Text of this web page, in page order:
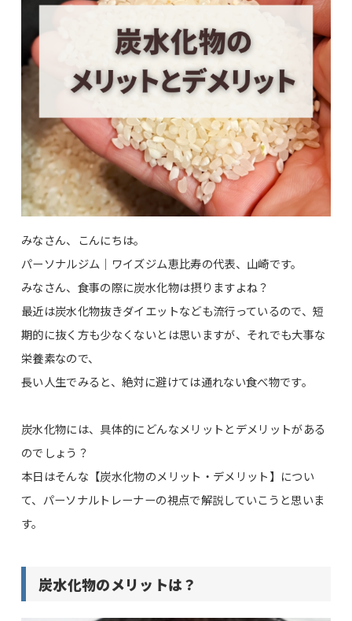
みなさん、こんにちは。
パーソナルジム｜ワイズジム恵比寿の代表、山崎です。
みなさん、食事の際に炭水化物は摂りますよね？
最近は炭水化物抜きダイエットなども流行っているので、短
期的に抜く方も少なくないとは思いますが、それでも大事な
栄養素なので、
長い人生でみると、絶対に避けては通れない食べ物です。
炭水化物には、具体的にどんなメリットとデメリットがある
のでしょう？
本日はそんな【炭水化物のメリット・デメリット】につい
て、パーソナルトレーナーの視点で解説していこうと思いま
す。
炭水化物のメリットは？